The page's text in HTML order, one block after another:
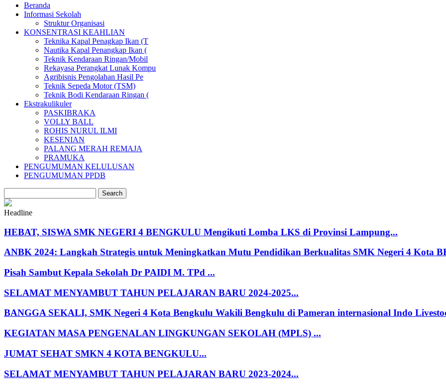
Beranda
Informasi Sekolah
Struktur Organisasi
KONSENTRASI KEAHLIAN
Teknika Kapal Penagkap Ikan (T
Nautika Kapal Penangkap Ikan (
Teknik Kendaraan Ringan/Mobil
Rekayasa Perangkat Lunak Kompu
Agribisnis Pengolahan Hasil Pe
Teknik Sepeda Motor (TSM)
Teknik Bodi Kendaraan Ringan (
Ekstrakulikuler
PASKIBRAKA
VOLLY BALL
ROHIS NURUL ILMI
KESENIAN
PALANG MERAH REMAJA
PRAMUKA
PENGUMUMAN KELULUSAN
PENGUMUMAN PPDB
Headline
HEBAT, SISWA SMK NEGERI 4 BENGKULU Mengikuti Lomba LKS di Provinsi Lampung...
ANBK 2024: Langkah Strategis untuk Meningkatkan Mutu Pendidikan Berkualitas SMK Negeri 4 Kota
Pisah Sambut Kepala Sekolah Dr PAIDI M. TPd ...
SELAMAT MENYAMBUT TAHUN PELAJARAN BARU 2024-2025...
BANGGA SEKALI, SMK Negeri 4 Kota Bengkulu Wakili Bengkulu di Pameran internasional Indo
KEGIATAN MASA PENGENALAN LINGKUNGAN SEKOLAH (MPLS) ...
JUMAT SEHAT SMKN 4 KOTA BENGKULU...
SELAMAT MENYAMBUT TAHUN PELAJARAN BARU 2023-2024...